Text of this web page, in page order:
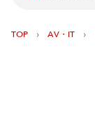
TOP › AV・IT ›